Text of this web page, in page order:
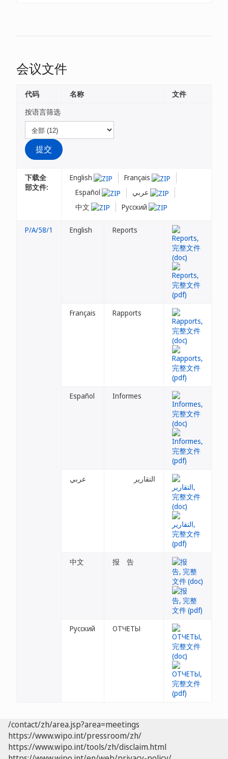
会议文件
按语言筛选
下载全
部文件:
English
Français
Español
中文
Русский
代码 名称 文件
P/A/58/1 English Reports
Français Rapports
Español Informes
عربي التقارير
中文 报 告
Русский ОТЧЕТЫ
/contact/zh/area.jsp?area=meetings
https://www.wipo.int/pressroom/zh/
https://www.wipo.int/tools/zh/disclaim.html